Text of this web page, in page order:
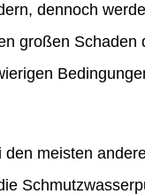
dennoch
großen Schaden
den meisten